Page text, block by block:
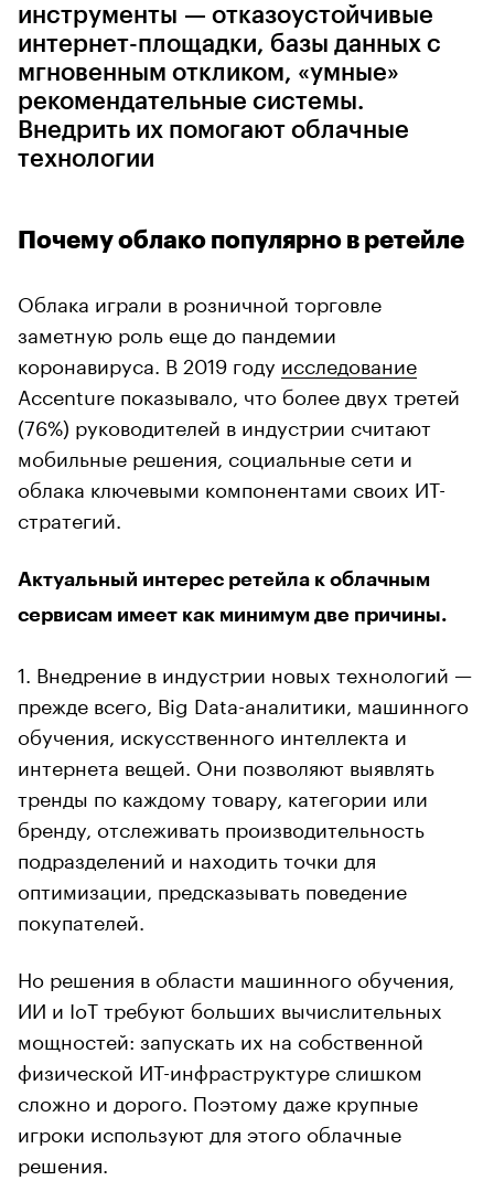
инструменты — отказоустойчивые
интернет-площадки, базы данных с
мгновенным откликом, «умные»
рекомендательные системы.
Внедрить их помогают облачные
технологии
Почему облако популярно в ретейле
Облака играли в розничной торговле
заметную роль еще до пандемии
коронавируса. В 2019 году исследование
Accenture показывало, что более двух третей
(76%) руководителей в индустрии считают
мобильные решения, социальные сети и
облака ключевыми компонентами своих ИТ-
стратегий.
Актуальный интерес ретейла к облачным
сервисам имеет как минимум две причины.
1. Внедрение в индустрии новых технологий —
прежде всего, Big Data-аналитики, машинного
обучения, искусственного интеллекта и
интернета вещей. Они позволяют выявлять
тренды по каждому товару, категории или
бренду, отслеживать производительность
подразделений и находить точки для
оптимизации, предсказывать поведение
покупателей.
Но решения в области машинного обучения,
ИИ и IoT требуют больших вычислительных
мощностей: запускать их на собственной
физической ИТ-инфраструктуре слишком
сложно и дорого. Поэтому даже крупные
игроки используют для этого облачные
решения.